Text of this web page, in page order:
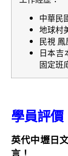
中華民
地球村
民視 鳳
日本吉
固定班
學員評價
英代中壢日